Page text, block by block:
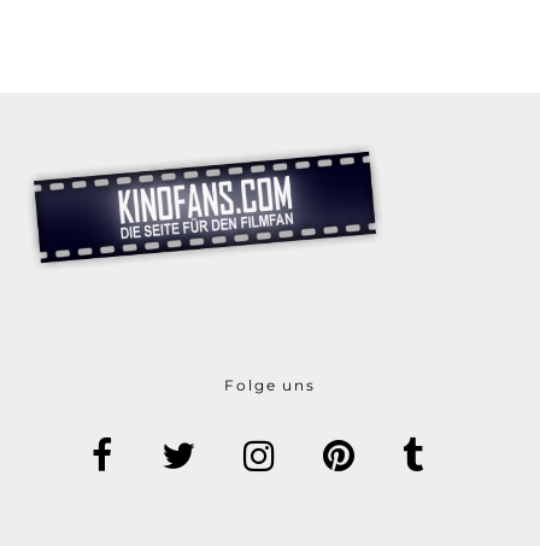
Folge uns